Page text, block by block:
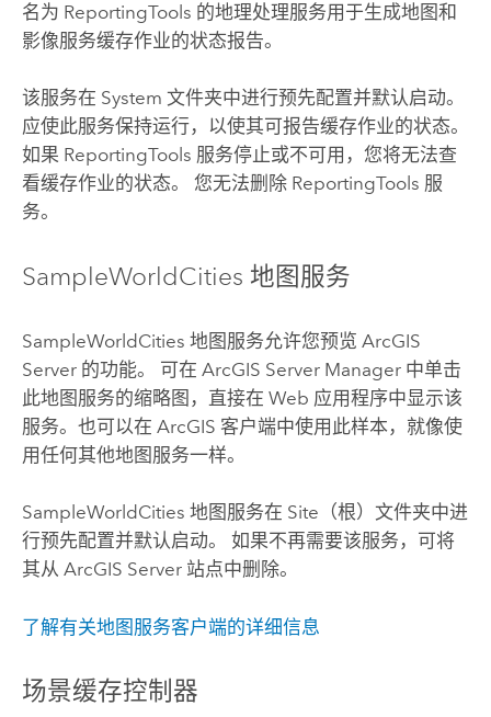
名为 ReportingTools 的地理处理服务用于生成地图和
影像服务缓存作业的状态报告。
该服务在 System 文件夹中进行预先配置并默认启动。
应使此服务保持运行，以使其可报告缓存作业的状态。
如果 ReportingTools 服务停止或不可用，您将无法查
看缓存作业的状态。 您无法删除 ReportingTools 服
务。
SampleWorldCities 地图服务
SampleWorldCities 地图服务允许您预览 ArcGIS
Server的功能。 可在 ArcGIS Server Manager 中单击
此地图服务的缩略图，直接在 Web 应用程序中显示该
服务。也可以在 ArcGIS 客户端中使用此样本，就像使
用任何其他地图服务一样。
SampleWorldCities 地图服务在 Site（根）文件夹中进
行预先配置并默认启动。 如果不再需要该服务，可将
其从 ArcGIS Server站点中删除。
了解有关地图服务客户端的详细信息
场景缓存控制器